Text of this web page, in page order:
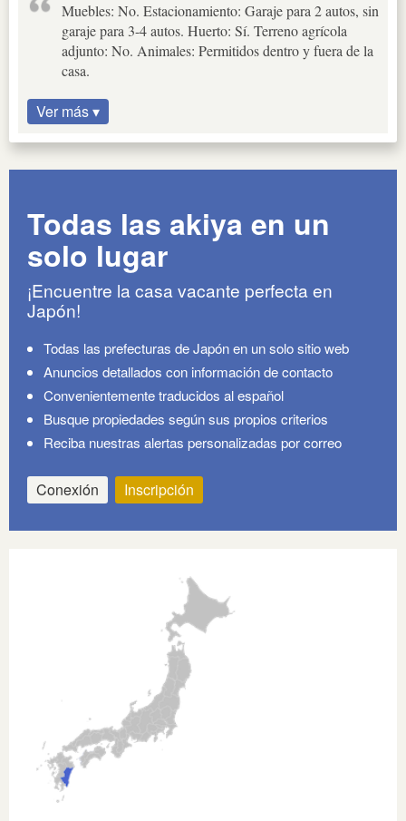
Muebles: No. Estacionamiento: Garaje para 2 autos, sin
garaje para 3-4 autos. Huerto: Sí. Terreno agrícola
adjunto: No. Animales: Permitidos dentro y fuera de la
casa.
Ver más ▾
Todas las akiya en un
solo lugar
¡Encuentre la casa vacante perfecta en
Japón!
Todas las prefecturas de Japón en un solo sitio web
Anuncios detallados con información de contacto
Convenientemente traducidos al español
Busque propiedades según sus propios criterios
Reciba nuestras alertas personalizadas por correo
Conexión Inscripción